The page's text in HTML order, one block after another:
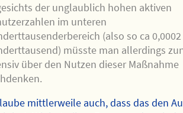
der unglaublich hohen aktiven
im unteren
(also so ca 0,0002
müsste man allerdings
über den Nutzen dieser Maßnahme
mittlerweile auch, dass das den